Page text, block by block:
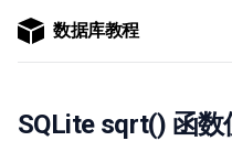
数据库教程
SQLite sqrt() 函数